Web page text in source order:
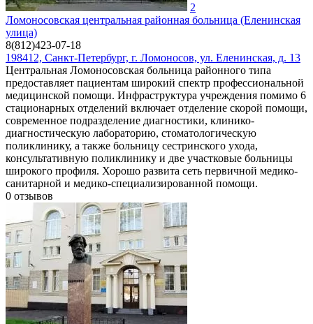
2
Ломоносовская центральная районная больница (Еленинская
улица)
8(812)423-07-18
198412, Санкт-Петербург, г. Ломоносов, ул. Еленинская, д. 13
Центральная Ломоносовская больница районного типа
предоставляет пациентам широкий спектр профессиональной
медицинской помощи. Инфраструктура учреждения помимо 6
стационарных отделений включает отделение скорой помощи,
современное подразделение диагностики, клинико-
диагностическую лабораторию, стоматологическую
поликлинику, а также больницу сестринского ухода,
консультативную поликлинику и две участковые больницы
широкого профиля. Хорошо развита сеть первичной медико-
санитарной и медико-специализированной помощи.
0 отзывов